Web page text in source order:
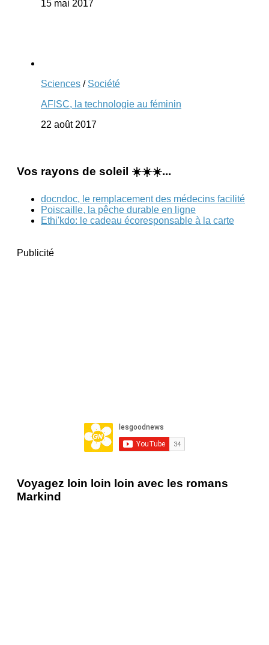
15 mai 2017
Sciences / Société
AFISC, la technologie au féminin
22 août 2017
Vos rayons de soleil ☀️☀️☀️...
docndoc, le remplacement des médecins facilité
Poiscaille, la pêche durable en ligne
Ethi'kdo: le cadeau écoresponsable à la carte
Publicité
Voyagez loin loin loin avec les romans
Markind